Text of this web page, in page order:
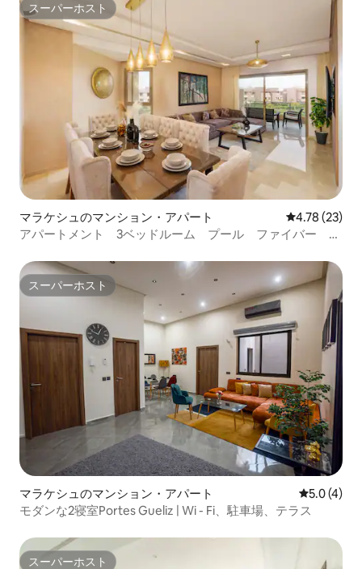
スーパーホスト
スーパーホスト
マラケシュのマンション・アパート レビュー23
4.78 (23)
アパートメント 3ベッドルーム プール ファイバー ゴ
スーパーホスト
スーパーホスト
マラケシュのマンション・アパート レビュー4
5.0 (4)
モダンな2寝室Portes Gueliz | Wi - Fi、駐車場、テラス
スーパーホスト